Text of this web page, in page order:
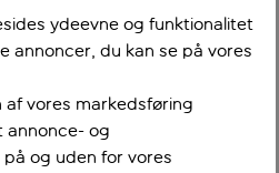
ydeevne og funktionalitet
annoncer, du kan se på vores
vores markedsføring
annonce- og
og uden for vores